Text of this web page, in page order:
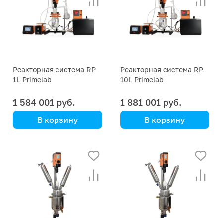
Реакторная система RP
1L Primelab
1 584 001 руб.
В корзину
комплекс для
химического синтеза и
эмульгирования
Реакторная система RP
10L Primelab
1 881 001 руб.
В корзину